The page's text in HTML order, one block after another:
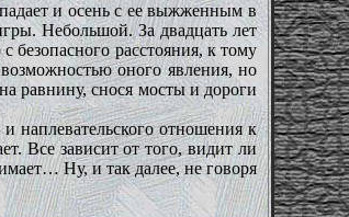
и осень с ее выжженным в
Небольшой. За двадцать лет
безопасного расстояния, к тому
оного явления, но
равнину, снося мосты и дороги
наплевательского отношения к
Все зависит от того, видит ли
Ну, и так далее, не говоря